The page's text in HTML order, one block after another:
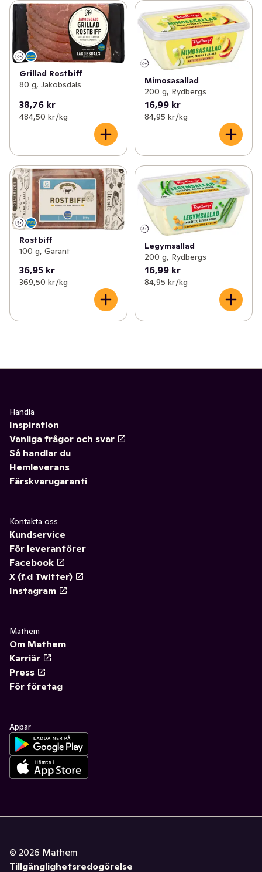
Grillad Rostbiff
80 g, Jakobsdals
38,76 kr
484,50 kr /kg
Mimosasallad
200 g, Rydbergs
16,99 kr
84,95 kr /kg
Rostbiff
100 g, Garant
36,95 kr
369,50 kr /kg
Legymsallad
200 g, Rydbergs
16,99 kr
84,95 kr /kg
Handla
Inspiration
Vanliga frågor och svar
Så handlar du
Hemleverans
Färskvarugaranti
Kontakta oss
Kundservice
För leverantörer
Facebook
X (f.d Twitter)
Instagram
Mathem
Om Mathem
Karriär
Press
För företag
Appar
© 2026 Mathem
Tillgänglighetsredogörelse